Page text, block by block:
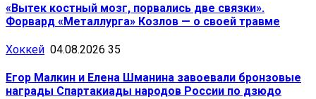
«Вытек костный мозг, порвались две связки».
Форвард «Металлурга» Козлов — о своей травме
Хоккей 04.08.2026 35
Егор Малкин и Елена Шманина завоевали бронзовые
награды Спартакиады народов России по дзюдо